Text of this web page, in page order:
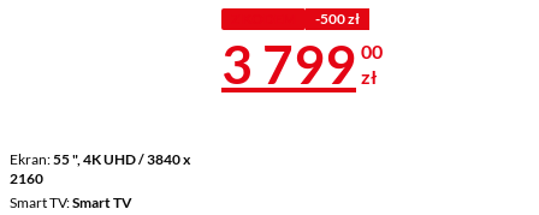
Ekran 55 ", 4K UHD / 3840 x
2160
Smart TV Smart TV
-500 zł
Cena 3 799 zł
3 799 00
zł